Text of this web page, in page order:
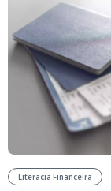
Literacia Financeira